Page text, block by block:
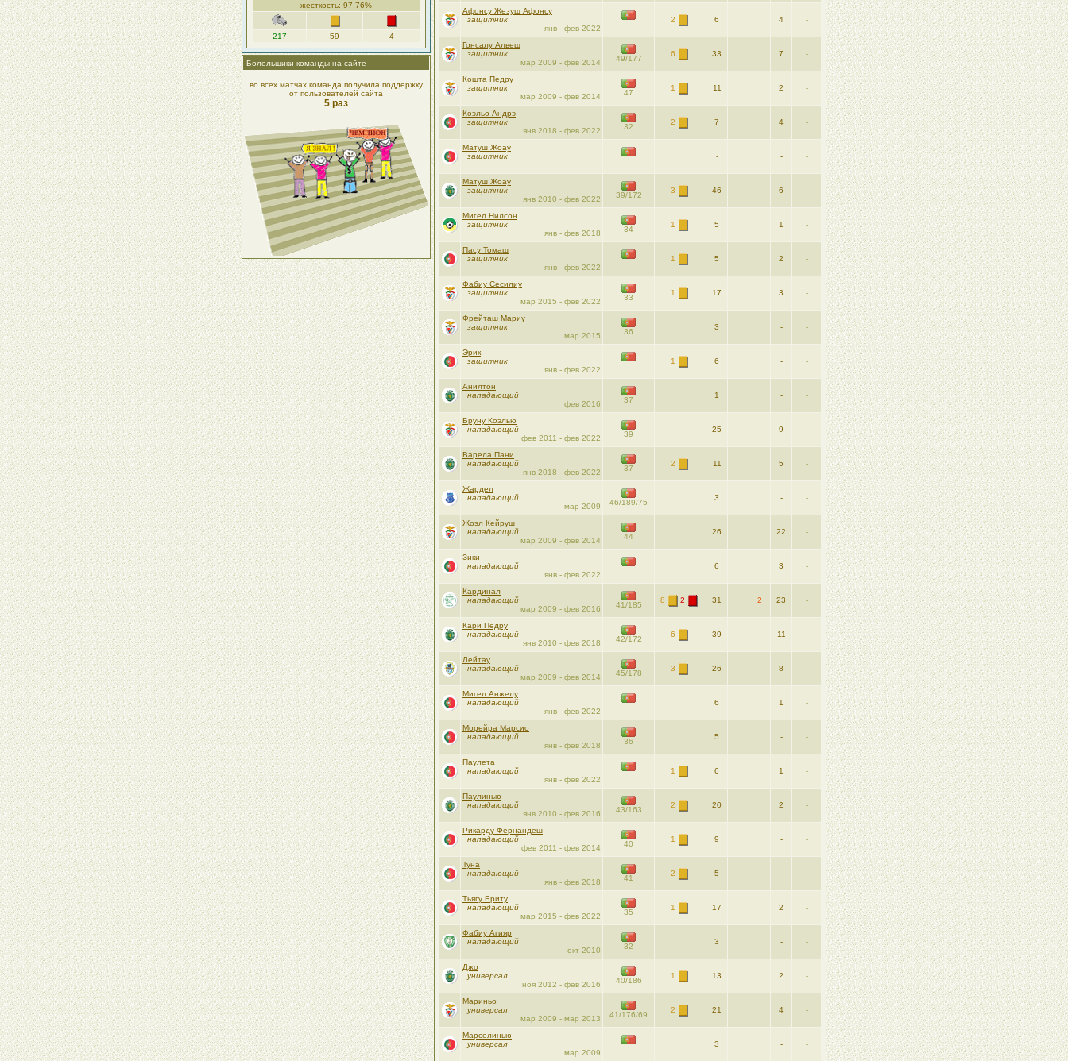
жесткость: 97.76%
217 59 4
Болельщики команды на сайте
во всех матчах команда получила поддержку
от пользователей сайта
5 раз
Афонсу Жезуш Афонсу
защитник
янв - фев 2022
2 6 4 -
Гонсалу Алвеш
защитник
мар 2009 - фев 2014
49/177
6 33 7 -
Кошта Педру
защитник
мар 2009 - фев 2014
47
1 11 2 -
Коэльо Андрэ
защитник
янв 2018 - фев 2022
32
2 7 4 -
Матуш Жоау
защитник
- - -
Матуш Жоау
защитник
янв 2010 - фев 2022
39/172
3 46 6 -
Мигел Нилсон
защитник
янв - фев 2018
34
1 5 1 -
Пасу Томаш
защитник
янв - фев 2022
1 5 2 -
Фабиу Сесилиу
защитник
мар 2015 - фев 2022
33
1 17 3 -
Фрейташ Мариу
защитник
мар 2015
36
3 - -
Эрик
защитник
янв - фев 2022
1 6 - -
Анилтон
нападающий
фев 2016
37
1 - -
Бруну Коэлью
нападающий
фев 2011 - фев 2022
39
25 9 -
Варела Пани
нападающий
янв 2018 - фев 2022
37
2 11 5 -
Жардел
нападающий
мар 2009
46/189/75
3 - -
Жоэл Кейруш
нападающий
мар 2009 - фев 2014
44
26 22 -
Зики
нападающий
янв - фев 2022
6 3 -
Кардинал
нападающий
мар 2009 - фев 2016
41/185
8 2 31 2 23 -
Кари Педру
нападающий
янв 2010 - фев 2018
42/172
6 39 11 -
Лейтау
нападающий
мар 2009 - фев 2014
45/178
3 26 8 -
Мигел Анжелу
нападающий
янв - фев 2022
6 1 -
Морейра Марсио
нападающий
янв - фев 2018
36
5 - -
Паулета
нападающий
янв - фев 2022
1 6 1 -
Паулинью
нападающий
янв 2010 - фев 2016
43/163
2 20 2 -
Рикарду Фернандеш
нападающий
фев 2011 - фев 2014
40
1 9 - -
Туна
нападающий
янв - фев 2018
41
2 5 - -
Тьягу Бриту
нападающий
мар 2015 - фев 2022
35
1 17 2 -
Фабиу Агияр
нападающий
окт 2010
32
3 - -
Джо
универсал
ноя 2012 - фев 2016
40/186
1 13 2 -
Мариньо
универсал
мар 2009 - мар 2013
41/176/69
2 21 4 -
Марселинью
универсал
мар 2009
3 - -